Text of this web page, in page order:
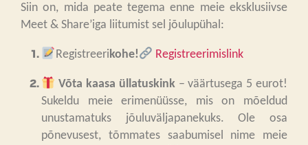
Siin on, mida peate tegema enne meie eksklusiivse
Meet & Share’iga liitumist sel jõulupühal:
Registreerikohe! Registreerimislink
Võta kaasa üllatuskink– väärtusega 5 eurot!
Sukeldu meie erimenüüsse, mis on mõeldud
unustamatuks jõuluväljapanekuks. Ole osa
põnevusest, tõmmates saabumisel nime meie